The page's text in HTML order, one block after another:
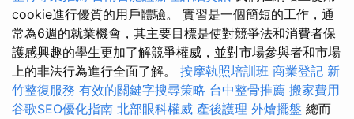
cookie進行優質的用戶體驗。 實習是一個簡短的工作，通
常為6週的就業機會，其主要目標是使對競爭法和消費者保
護感興趣的學生更加了解競爭權威，並對市場參與者和市場
上的非法行為進行全面了解。 按摩執照培訓班 商業登記 新
竹整復服務 有效的關鍵字搜尋策略 台中整骨推薦 搬家費用
谷歌SEO優化指南 北部眼科權威 產後護理 外燴擺盤 總而